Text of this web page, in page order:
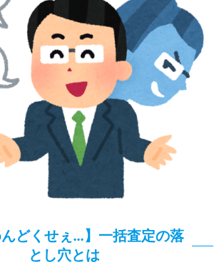
んどくせぇ…】一括査定の落
とし穴とは